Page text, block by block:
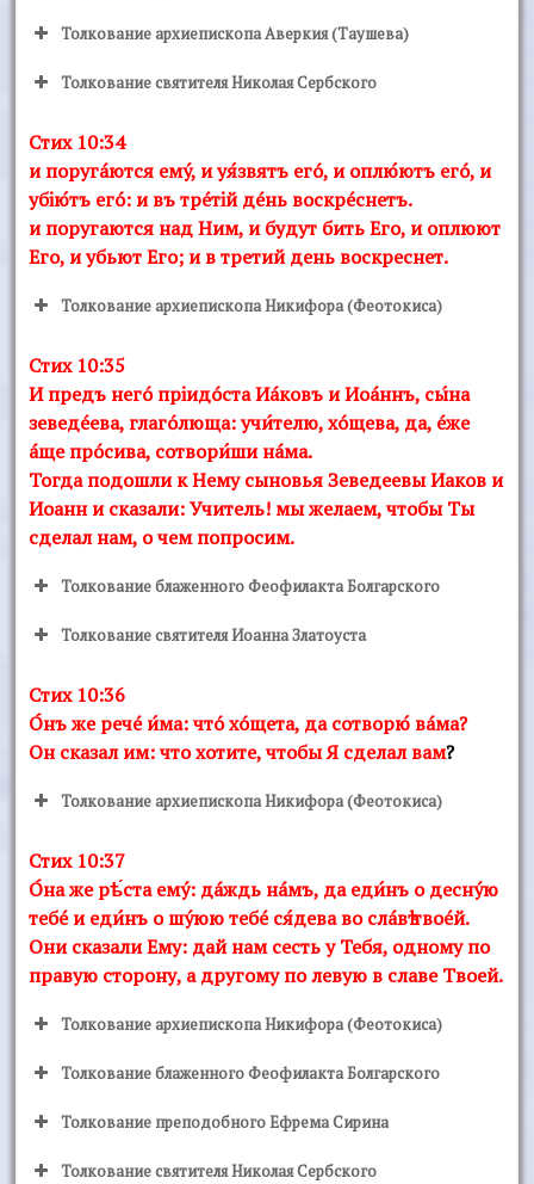
Толкование архиепископа Аверкия (Таушева)
Толкование святителя Николая Сербского
Стих 10:34
и поругáются емý, и уя́звятъ егó, и оплю́ютъ егó, и
убiю́тъ егó: и въ трéтiй дéнь воскрéснетъ.
и поругаются над Ним, и будут бить Его, и оплюют
Его, и убьют Его; и в третий день воскреснет.
Толкование архиепископа Никифора (Феотокиса)
Стих 10:35
И предъ негó прiидóста Иáковъ и Иоáннъ, сы́на
зеведéева, глагóлюща: учи́телю, хóщева, да, éже
áще прóсива, сотвори́ши нáма.
Тогда подошли к Нему сыновья Зеведеевы Иаков и
Иоанн и сказали: Учитель! мы желаем, чтобы Ты
сделал нам, о чем попросим.
Толкование блаженного Феофилакта Болгарского
Толкование святителя Иоанна Златоуста
Стих 10:36
О́нъ же речé и́ма: чтó хóщета, да сотворю́ вáма?
Он сказал им: что хотите, чтобы Я сделал вам?
Толкование архиепископа Никифора (Феотокиса)
Стих 10:37
О́на же рѣ́ста емý: дáждь нáмъ, да еди́нъ о деснýю
тебé и еди́нъ о шýюю тебé ся́дева во слáвѣ твоéй.
Они сказали Ему: дай нам сесть у Тебя, одному по
правую сторону, а другому по левую в славе Твоей.
Толкование архиепископа Никифора (Феотокиса)
Толкование блаженного Феофилакта Болгарского
Толкование преподобного Ефрема Сирина
Толкование святителя Николая Сербского